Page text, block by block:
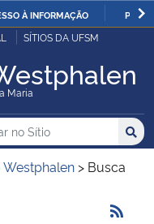
À INFORMAÇÃO
SÍTIOS DA UFSM
Maria
no no Sítio
Westphalen > Busca